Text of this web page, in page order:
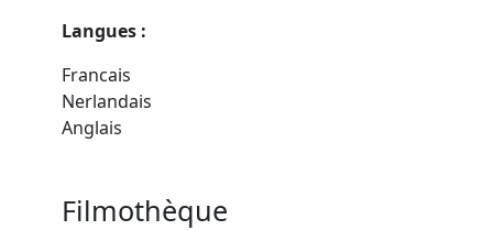
Langues :
Francais
Nerlandais
Anglais
Filmothèque